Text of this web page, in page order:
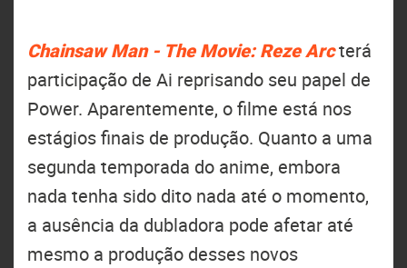
Chainsaw Man - The Movie: Reze Arcterá
participação de Ai reprisando seu papel de
Power. Aparentemente, o filme está nos
estágios finais de produção. Quanto a uma
segunda temporada do anime, embora
nada tenha sido dito nada até o momento,
a ausência da dubladora pode afetar até
mesmo a produção desses novos